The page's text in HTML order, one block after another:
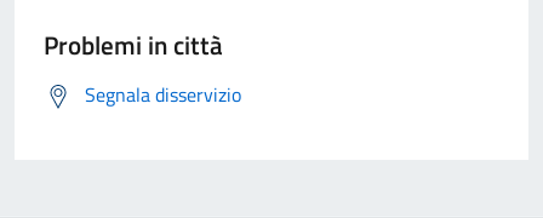
Problemi in città
Segnala disservizio